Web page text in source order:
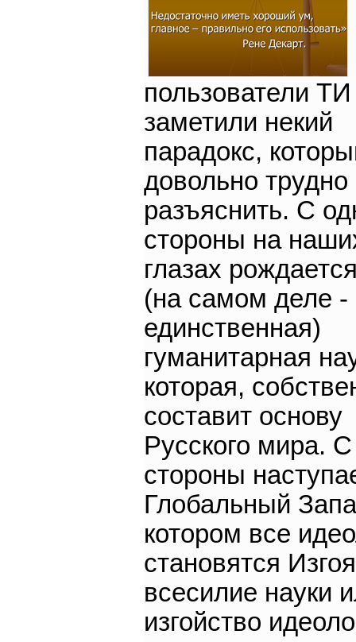
пользователи ТИ
заметили некий
парадокс,
довольно трудно
разъяснить. С
стороны на
глазах
(на самом деле -
единственная)
гуманитарная
которая,
составит основу
Русского мира. С
стороны
Глобальный
котором все
становятся
всесилие науки
изгойство